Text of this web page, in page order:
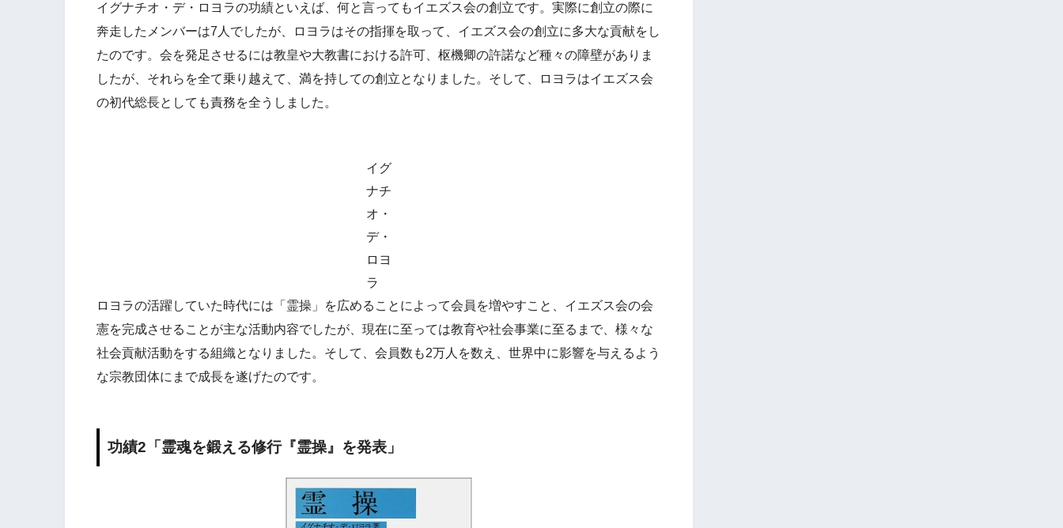
イグナチオ・デ・ロヨラの功績といえば、何と言ってもイエズス会の創立です。実際に創立の際に
奔走したメンバーは7人でしたが、ロヨラはその指揮を取って、イエズス会の創立に多大な貢献をし
たのです。会を発足させるには教皇や大教書における許可、枢機卿の許諾など種々の障壁がありま
したが、それらを全て乗り越えて、満を持しての創立となりました。そして、ロヨラはイエズス会
の初代総長としても責務を全うしました。
イグ
ナチ
オ・
デ・
ロヨ
ラ
ロヨラの活躍していた時代には「霊操」を広めることによって会員を増やすこと、イエズス会の会
憲を完成させることが主な活動内容でしたが、現在に至っては教育や社会事業に至るまで、様々な
社会貢献活動をする組織となりました。そして、会員数も2万人を数え、世界中に影響を与えるよう
な宗教団体にまで成長を遂げたのです。
功績2「霊魂を鍛える修行『霊操』を発表」